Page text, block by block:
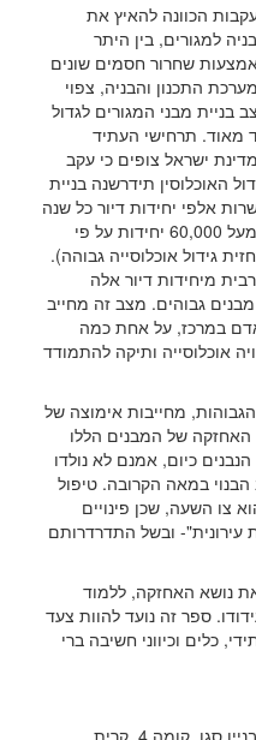
הכוונה להאיץ את
למגורים, בין היתר
שחרור חסמים שונים
התכנון והבניה, צפוי
בניית מבני המגורים לגדול
מאוד. תרחישי העתיד
ישראל צופים כי עקב
האוכלוסין תידרשנה בניית
אלפי יחידות דיור כל שנה
(ומעל 60,000 יחידות על פי
גידול אוכלוסייה גבוהה).
מיחידות דיור אלה
גבוהים. מצב זה מחייב
במרכז, על אחת כמה
אוכלוסייה ותיקה להתמודד
מחייבות אימוצה של
האחזקה של המבנים הללו
כיום, אמנם לא נולדו
במאה הקרובה. טיפול
צו השעה, שכן פינויים
ובשל התדרדרותם
נושא האחזקה, ללמוד
ספר זה נועד להוות צעד
כלים וכיווני חשיבה ברי
משרדי המרכז לחקר העיר והאזור (בניין סגו, קומה 4, קרית